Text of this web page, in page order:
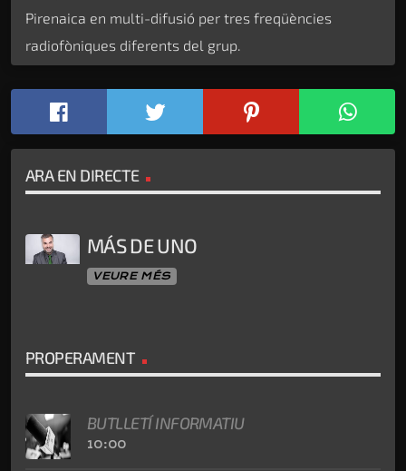
Pirenaica en multi-difusió per tres freqüències
radiofòniques diferents del grup.
ARA EN DIRECTE
MÁS DE UNO
VEURE MÉS
PROPERAMENT
BUTLLETÍ INFORMATIU
10:00